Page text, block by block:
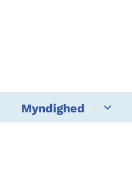
Myndighed